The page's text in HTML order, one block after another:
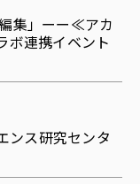
集」ーー≪アカ
ボ連携イベント
ンス研究センタ